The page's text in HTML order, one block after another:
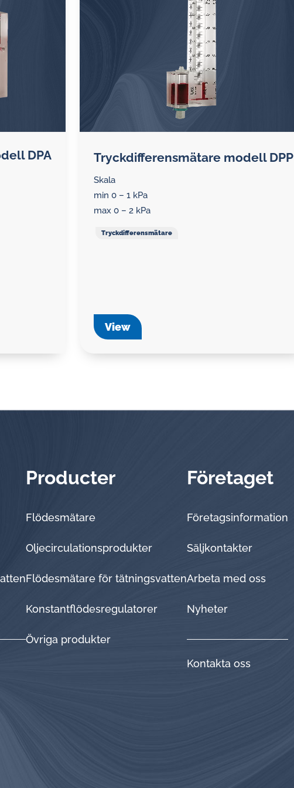
Övervakningssystem för
centralsmörjning
Oljeanalysatorer
Induktiva larm- och pulsgivare
för oljeflödesmätare
DPA Tryckdifferensmätare modell DPP
Skala
min 0 – 1 kPa
max 0 – 2 kPa
Tryckdifferensmätare
View
Producter
Flödesmätare
Oljecirculationsprodukter
Flödesmätare för tätningsvatten
Konstantflödesregulatorer
Övriga produkter
Företaget
Företagsinformation
Sälj­kon­tak­ter
Arbeta med oss
Nyheter
Kontakta oss